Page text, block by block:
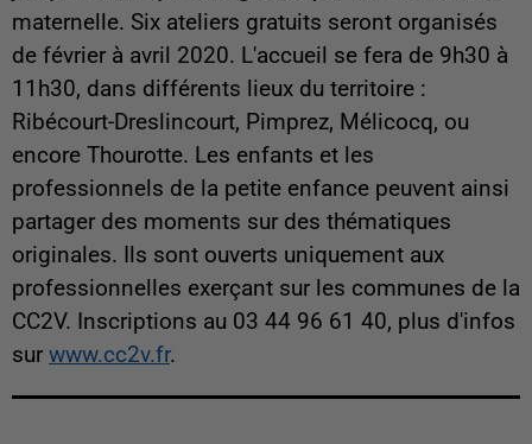
maternelle. Six ateliers gratuits seront organisés
de février à avril 2020. L'accueil se fera de 9h30 à
11h30, dans différents lieux du territoire :
Ribécourt-Dreslincourt, Pimprez, Mélicocq, ou
encore Thourotte. Les enfants et les
professionnels de la petite enfance peuvent ainsi
partager des moments sur des thématiques
originales. Ils sont ouverts uniquement aux
professionnelles exerçant sur les communes de la
CC2V. Inscriptions au 03 44 96 61 40, plus d'infos
sur www.cc2v.fr.